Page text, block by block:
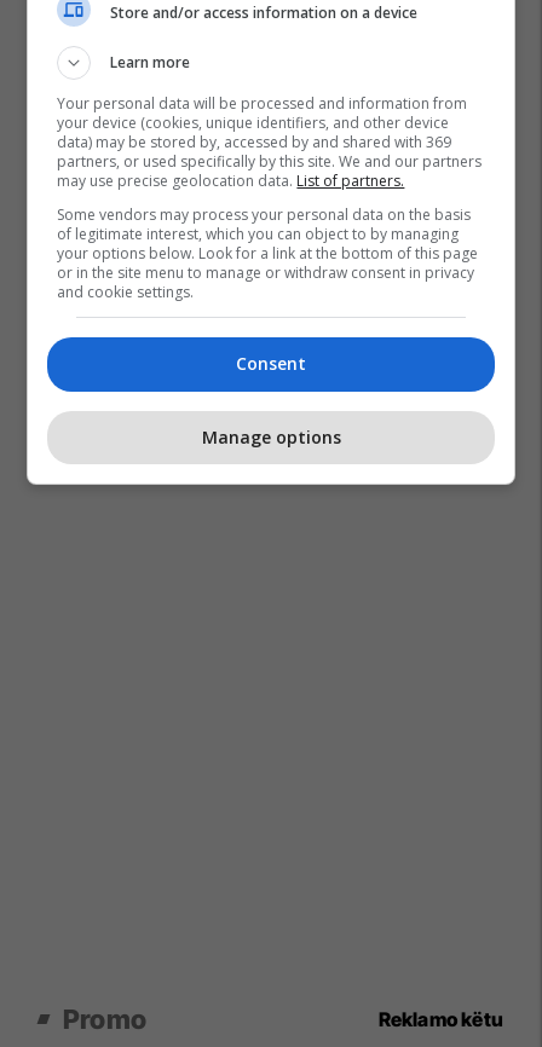
Bimbimma Altuna Sejdiu - Tuna
Estrada Shqiptare
Promo Reklamo këtu
Store and/or access information on a device
Learn more
Your personal data will be processed and information from
your device (cookies, unique identifiers, and other device
data) may be stored by, accessed by and shared with 369
partners, or used specifically by this site. We and our partners
may use precise geolocation data. List of partners.
Some vendors may process your personal data on the basis
of legitimate interest, which you can object to by managing
your options below. Look for a link at the bottom of this page
or in the site menu to manage or withdraw consent in privacy
and cookie settings.
Consent
Manage options